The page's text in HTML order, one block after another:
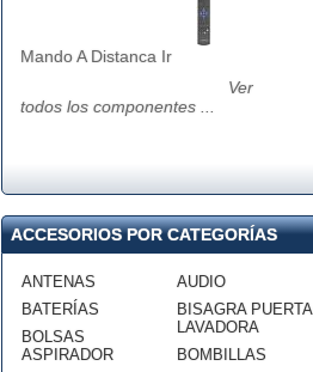
Mando A Distanca Ir
Ver
todos los componentes ...
ACCESORIOS POR CATEGORÍAS
ANTENAS
BATERÍAS
BOLSAS
ASPIRADOR
AUDIO
BISAGRA PUERTA
LAVADORA
BOMBILLAS